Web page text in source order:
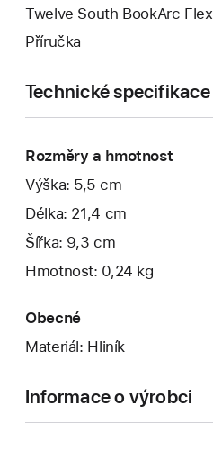
Twelve South BookArc Flex
Příručka
Technické specifikace
Rozměry a hmotnost
Výška: 5,5 cm
Délka: 21,4 cm
Šířka: 9,3 cm
Hmotnost: 0,24 kg
Obecné
Materiál: Hliník
Informace o výrobci